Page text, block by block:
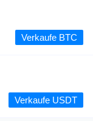
Verkaufe BTC
Verkaufe USDT